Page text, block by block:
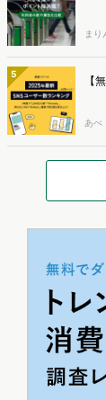
まり
5 【
あべ